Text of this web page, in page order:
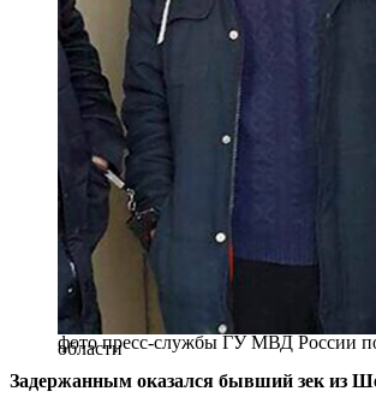
фото пресс-службы ГУ МВД России
области
Задержанным оказался бывший зек из